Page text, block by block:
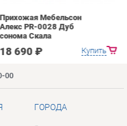
ГОРОДА
Весь мир